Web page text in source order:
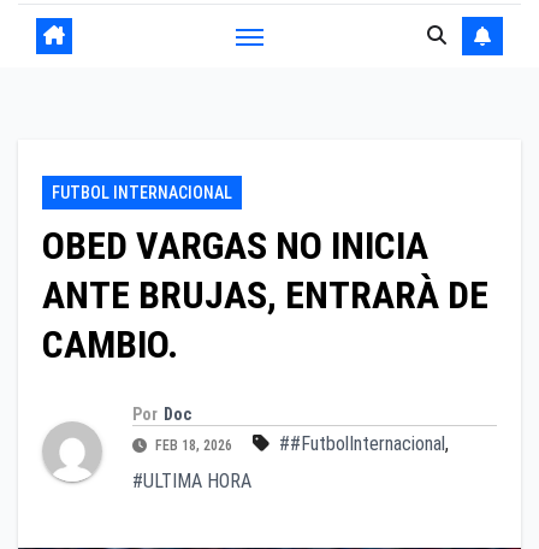
FUTBOL INTERNACIONAL
OBED VARGAS NO INICIA
ANTE BRUJAS, ENTRARÀ DE
CAMBIO.
Por Doc
FEB 18, 2026 ##FutbolInternacional,
#ULTIMA HORA